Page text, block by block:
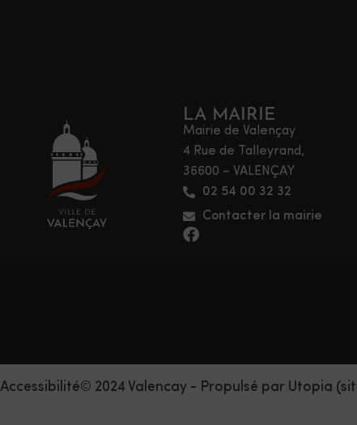
LA MAIRIE
Mairie de Valençay
4 Rue de Talleyrand,
36600 – VALENÇAY
02 54 00 32 32
Contacter la mairie
Accessibilité© 2024 Valencay - Propulsé par Utopia